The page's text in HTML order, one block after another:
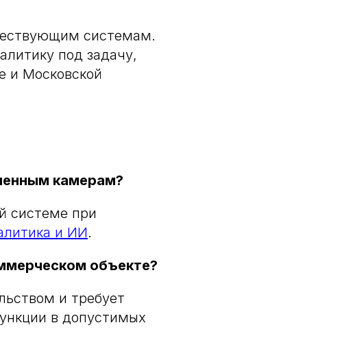
системам.
под задачу,
и Московской
камерам?
системе при
и ИИ.
объекте?
и требует
в допустимых